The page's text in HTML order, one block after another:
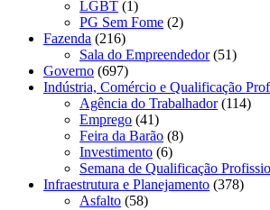
LGBT (1)
PG Sem Fome (2)
Fazenda (216)
Sala do Empreendedor(51)
Governo (697)
Indústria, Comércio e Qualificação
Agência do Trabalhador(114)
Emprego (41)
Feira da Barão (8)
Investimento (6)
Semana de Qualificação
Infraestrutura e Planejamento (378)
Asfalto (58)